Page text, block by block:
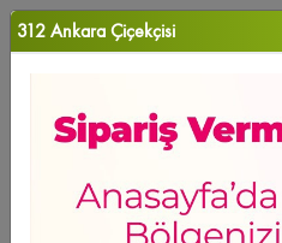
Anasayfa>Ferfaran
GÜNÜN FIRSATI
312 Ankara Çiçekçisi